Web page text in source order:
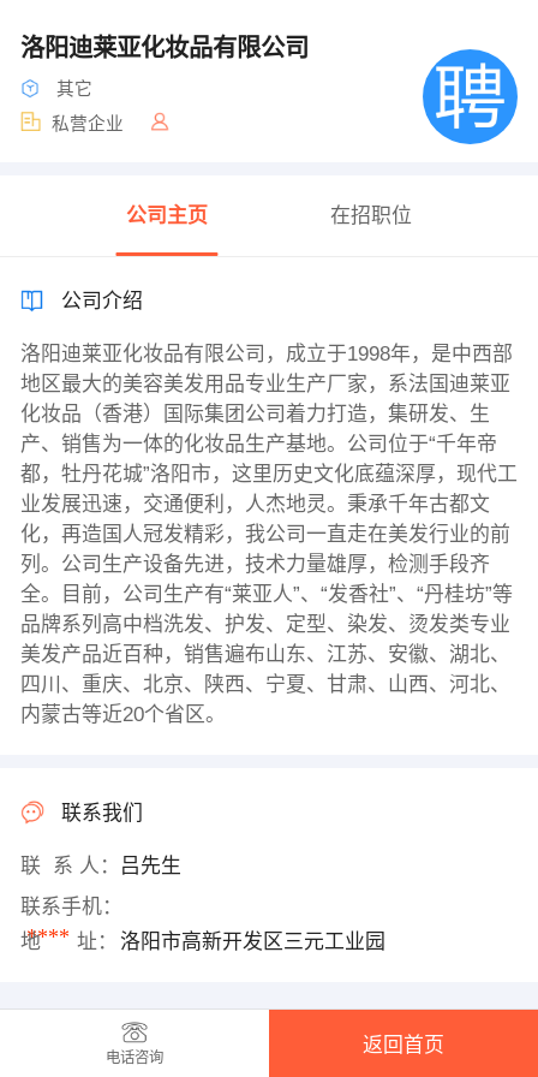
洛阳迪莱亚化妆品有限公司
其它
私营企业
公司主页 在招职位
公司介绍
洛阳迪莱亚化妆品有限公司，成立于1998年，是中西部
地区最大的美容美发用品专业生产厂家，系法国迪莱亚
化妆品（香港）国际集团公司着力打造，集研发、生
产、销售为一体的化妆品生产基地。公司位于“千年帝
都，牡丹花城”洛阳市，这里历史文化底蕴深厚，现代工
业发展迅速，交通便利，人杰地灵。秉承千年古都文
化，再造国人冠发精彩，我公司一直走在美发行业的前
列。公司生产设备先进，技术力量雄厚，检测手段齐
全。目前，公司生产有“莱亚人”、“发香社”、“丹桂坊”等
品牌系列高中档洗发、护发、定型、染发、烫发类专业
美发产品近百种，销售遍布山东、江苏、安徽、湖北、
四川、重庆、北京、陕西、宁夏、甘肃、山西、河北、
内蒙古等近20个省区。
联系我们
联 系 人：
吕先生
联系手机：
****
地 址： 洛阳市高新开发区三元工业园
电话咨询
返回首页